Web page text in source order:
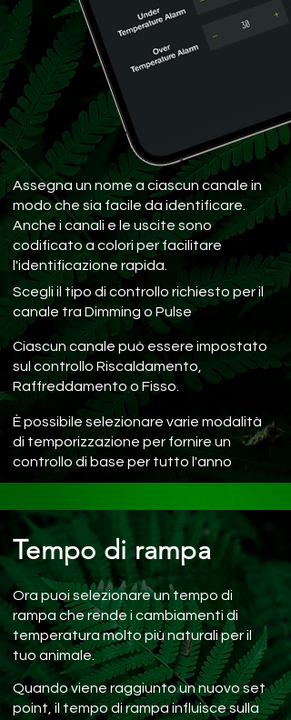
Assegna un nome a ciascun canale in
modo che sia facile da identificare.
Anche i canali e le uscite sono
codificato a colori per facilitare
l'identificazione rapida.
Scegli il tipo di controllo richiesto per il
canale tra Dimming o Pulse
Ciascun canale può essere impostato
sul controllo Riscaldamento,
Raffreddamento o Fisso.
È possibile selezionare varie modalità
di temporizzazione per fornire un
controllo di base per tutto l'anno
Tempo di rampa
Ora puoi selezionare un tempo di
rampa che rende i cambiamenti di
temperatura molto più naturali per il
tuo animale.
Quando viene raggiunto un nuovo set
point, il tempo di rampa influisce sulla